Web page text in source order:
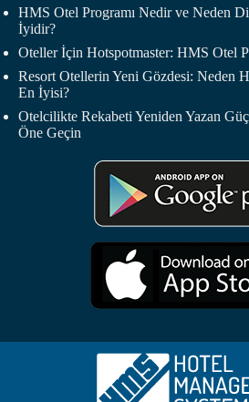
HMS Otel Programı Nedir ve Neden
İyidir?
Oteller İçin Hotspotmaster: HMS Otel
Resort Otellerin Yeni Gözdesi: Neden
En İyisi?
Otelcilikte Rekabeti Yeniden Yazan
Öne Geçin